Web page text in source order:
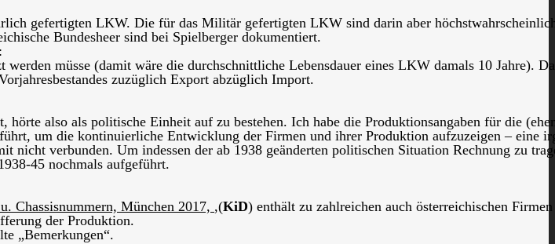
gefertigten LKW. Die für das Militär gefertigten LKW sind darin aber
Bundesheer sind bei Spielberger dokumentiert.
müsse (damit wäre die durchschnittliche Lebensdauer eines LKW damals 10 Jahre).
zuzüglich Export abzüglich Import.
also als politische Einheit auf zu bestehen. Ich habe die Produktionsangaben für die
um die kontinuierliche Entwicklung der Firmen und ihrer Produktion aufzuzeigen – eine
nicht verbunden. Um indessen der ab 1938 geänderten politischen Situation Rechnung zu
45 nochmals aufgeführt.
Chassisnummern, München 2017, ,(KiD) enthält zu zahlreichen auch österreichischen
der Produktion.
„Bemerkungen“.